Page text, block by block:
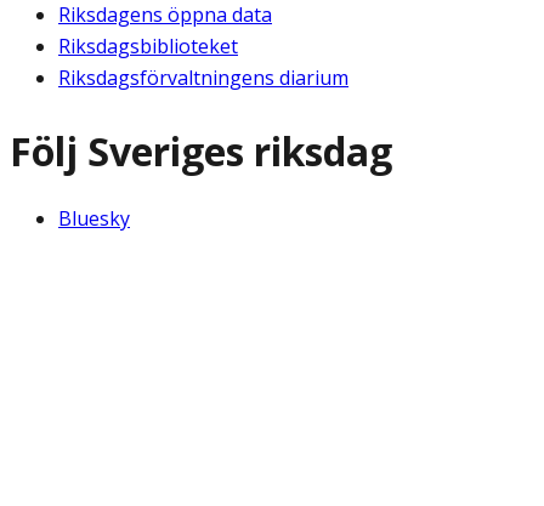
Riksdagens öppna data
Riksdagsbiblioteket
Riksdagsförvaltningens diarium
Följ Sveriges riksdag
Bluesky